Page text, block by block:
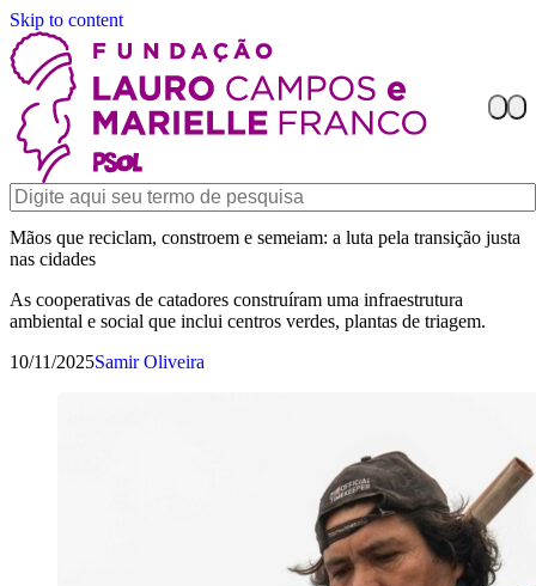
Skip to content
Mãos que reciclam, constroem e semeiam: a luta pela transição justa
nas cidades
As cooperativas de catadores construíram uma infraestrutura
ambiental e social que inclui centros verdes, plantas de triagem.
10/11/2025Samir Oliveira